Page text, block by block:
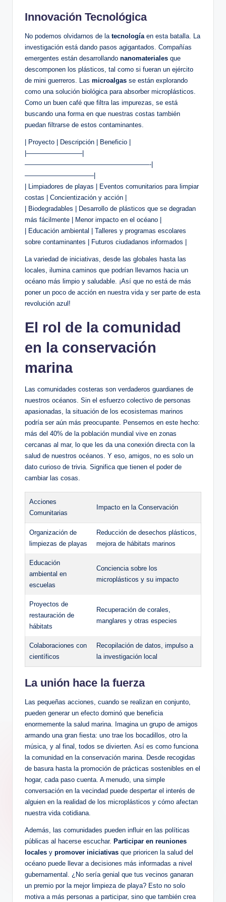
Innovación Tecnológica
No podemos olvidarnos de la tecnologíaen esta batalla. La
investigación está dando pasos agigantados. Compañías
emergentes están desarrollando nanomateriales que
descomponen los plásticos, tal como si fueran un ejército
de mini guerreros. Las microalgas se están explorando
como una solución biológica para absorber microplásticos.
Como un buen café que filtra las impurezas, se está
buscando una forma en que nuestras costas también
puedan filtrarse de estos contaminantes.
| Proyecto | Descripción | Beneficio |
|————————–|
———————————————————-|
——————————–|
| Limpiadores de playas | Eventos comunitarios para limpiar
costas | Concientización y acción |
| Biodegradables | Desarrollo de plásticos que se degradan
más fácilmente | Menor impacto en el océano |
| Educación ambiental | Talleres y programas escolares
sobre contaminantes | Futuros ciudadanos informados |
La variedad de iniciativas, desde las globales hasta las
locales, ilumina caminos que podrían llevarnos hacia un
océano más limpio y saludable. ¡Así que no está de más
poner un poco de acción en nuestra vida y ser parte de esta
revolución azul!
El rol de la comunidad
en la conservación
marina
Las comunidades costeras son verdaderos guardianes de
nuestros océanos. Sin el esfuerzo colectivo de personas
apasionadas, la situación de los ecosistemas marinos
podría ser aún más preocupante. Pensemos en este hecho:
más del 40% de la población mundial vive en zonas
cercanas al mar, lo que les da una conexión directa con la
salud de nuestros océanos. Y eso, amigos, no es solo un
dato curioso de trivia. Significa que tienen el poder de
cambiar las cosas.
Acciones
Comunitarias
Impacto en la Conservación
Organización de
limpiezas de playas
Reducción de desechos plásticos,
mejora de hábitats marinos
Educación
ambiental en
escuelas
Conciencia sobre los
microplásticos y su impacto
Proyectos de
restauración de
hábitats
Recuperación de corales,
manglares y otras especies
Colaboraciones con
científicos
Recopilación de datos, impulso a
la investigación local
La unión hace la fuerza
Las pequeñas acciones, cuando se realizan en conjunto,
pueden generar un efecto dominó que beneficia
enormemente la salud marina. Imagina un grupo de amigos
armando una gran fiesta: uno trae los bocadillos, otro la
música, y al final, todos se divierten. Así es como funciona
la comunidad en la conservación marina. Desde recogidas
de basura hasta la promoción de prácticas sostenibles en el
hogar, cada paso cuenta. A menudo, una simple
conversación en la vecindad puede despertar el interés de
alguien en la realidad de los microplásticos y cómo afectan
nuestra vida cotidiana.
Además, las comunidades pueden influir en las políticas
públicas al hacerse escuchar. Participar en reuniones
locales y promover iniciativas que prioricen la salud del
océano puede llevar a decisiones más informadas a nivel
gubernamental. ¿No sería genial que tus vecinos ganaran
un premio por la mejor limpieza de playa? Esto no solo
motiva a más personas a participar, sino que también crea